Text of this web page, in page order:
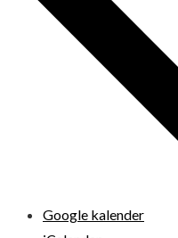
Google kalender